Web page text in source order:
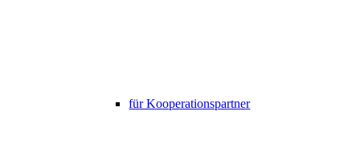
für Kooperationspartner